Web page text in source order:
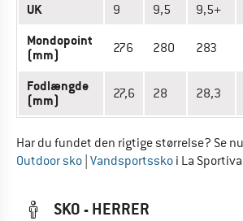
UK 9 9,5 9,5+
Mondopoint
(mm)
276 280 283
Fodlængde
(mm)
27,6 28 28,3
Har du fundet den rigtige størrelse? Se
Outdoor sko Vandsportssko i La
SKO - HERRER